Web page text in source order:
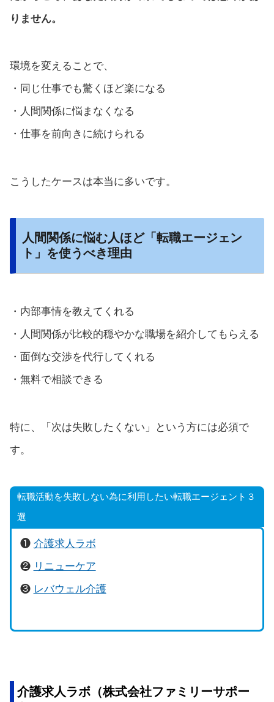
りません。
環境を変えることで、
・同じ仕事でも驚くほど楽になる
・人間関係に悩まなくなる
・仕事を前向きに続けられる
こうしたケースは本当に多いです。
人間関係に悩む人ほど「転職エージェン
ト」を使うべき理由
・内部事情を教えてくれる
・人間関係が比較的穏やかな職場を紹介してもらえる
・面倒な交渉を代行してくれる
・無料で相談できる
特に、「次は失敗したくない」という方には必須で
す。
転職活動を失敗しない為に利用したい転職エージェント３
選
❶ 介護求人ラボ
❷ リニューケア
❸ レバウェル介護
介護求人ラボ（株式会社ファミリーサポー